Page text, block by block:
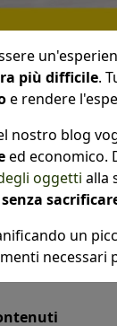
più difficile.
e rendere
nostro blog
ed economico.
oggetti alla
un
necessari